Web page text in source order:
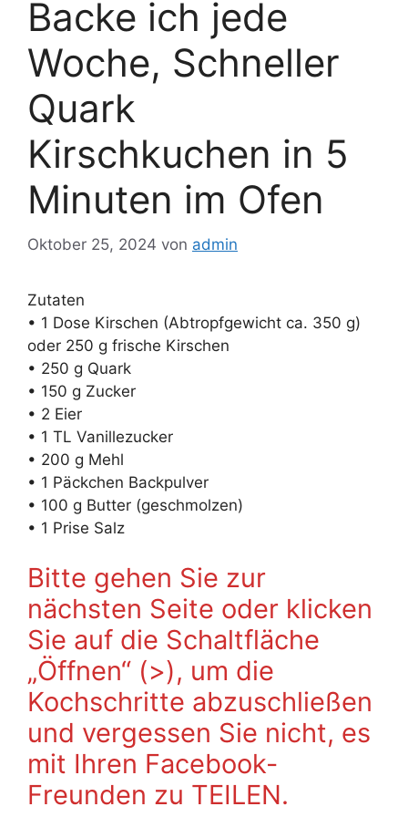
Backe ich jede
Woche, Schneller
Quark
Kirschkuchen in 5
Minuten im Ofen
Oktober 25, 2024 von admin
Zutaten
• 1 Dose Kirschen (Abtropfgewicht ca. 350 g)
oder 250 g frische Kirschen
• 250 g Quark
• 150 g Zucker
• 2 Eier
• 1 TL Vanillezucker
• 200 g Mehl
• 1 Päckchen Backpulver
• 100 g Butter (geschmolzen)
• 1 Prise Salz
Bitte gehen Sie zur
nächsten Seite oder klicken
Sie auf die Schaltfläche
„Öffnen“ (>), um die
Kochschritte abzuschließen
und vergessen Sie nicht, es
mit Ihren Facebook-
Freunden zu TEILEN.